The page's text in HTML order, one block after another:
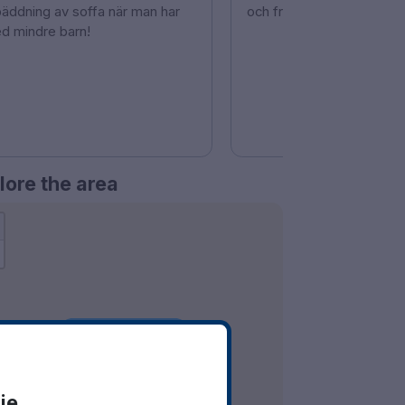
av soffa när man har
mindre barn!
och frukostservering,
the area